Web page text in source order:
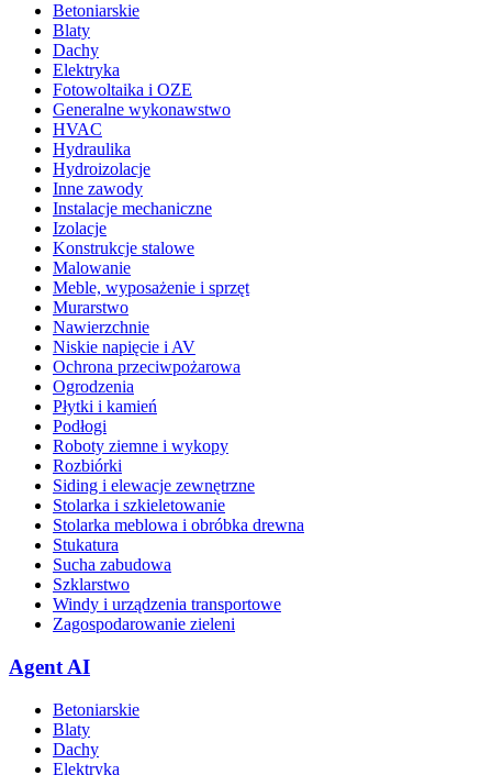
Betoniarskie
Blaty
Dachy
Elektryka
Fotowoltaika i OZE
Generalne wykonawstwo
HVAC
Hydraulika
Hydroizolacje
Inne zawody
Instalacje mechaniczne
Izolacje
Konstrukcje stalowe
Malowanie
Meble, wyposażenie i sprzęt
Murarstwo
Nawierzchnie
Niskie napięcie i AV
Ochrona przeciwpożarowa
Ogrodzenia
Płytki i kamień
Podłogi
Roboty ziemne i wykopy
Rozbiórki
Siding i elewacje zewnętrzne
Stolarka i szkieletowanie
Stolarka meblowa i obróbka drewna
Stukatura
Sucha zabudowa
Szklarstwo
Windy i urządzenia transportowe
Zagospodarowanie zieleni
Agent AI
Betoniarskie
Blaty
Dachy
Elektryka